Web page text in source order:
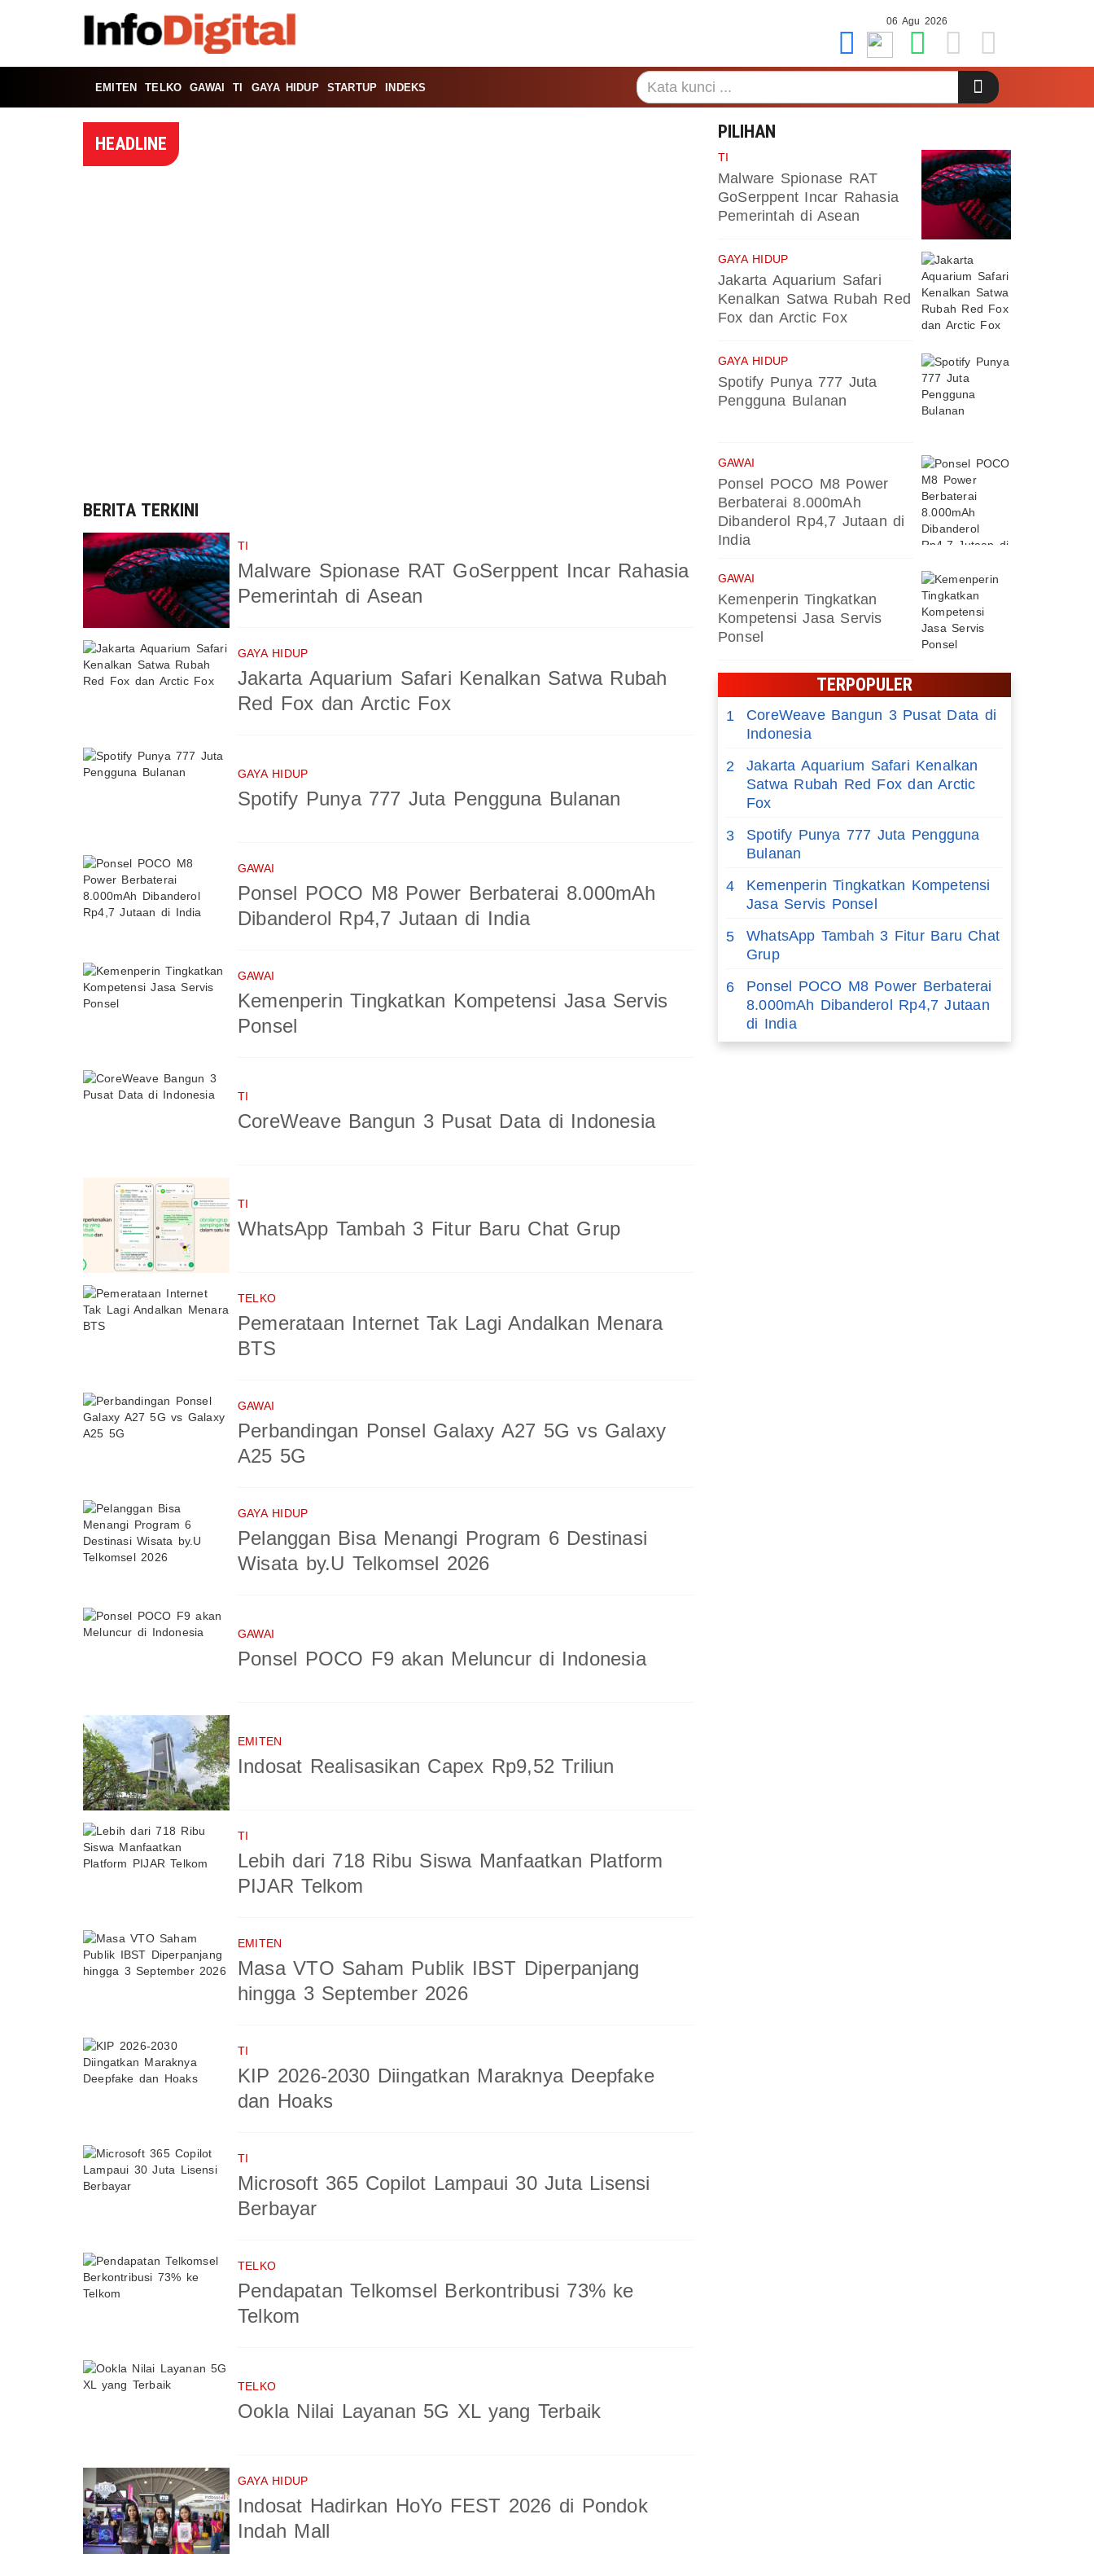
06 Agu 2026
EMITEN TELKO GAWAI TI GAYA HIDUP STARTUP INDEKS
HEADLINE
BERITA TERKINI
TI
Malware Spionase RAT GoSerppent Incar Rahasia
Pemerintah di Asean
GAYA HIDUP
Jakarta Aquarium Safari Kenalkan Satwa Rubah
Red Fox dan Arctic Fox
GAYA HIDUP
Spotify Punya 777 Juta Pengguna Bulanan
GAWAI
Ponsel POCO M8 Power Berbaterai 8.000mAh
Dibanderol Rp4,7 Jutaan di India
GAWAI
Kemenperin Tingkatkan Kompetensi Jasa Servis
Ponsel
TI
CoreWeave Bangun 3 Pusat Data di Indonesia
TI
WhatsApp Tambah 3 Fitur Baru Chat Grup
TELKO
Pemerataan Internet Tak Lagi Andalkan Menara
BTS
GAWAI
Perbandingan Ponsel Galaxy A27 5G vs Galaxy
A25 5G
GAYA HIDUP
Pelanggan Bisa Menangi Program 6 Destinasi
Wisata by.U Telkomsel 2026
GAWAI
Ponsel POCO F9 akan Meluncur di Indonesia
EMITEN
Indosat Realisasikan Capex Rp9,52 Triliun
TI
Lebih dari 718 Ribu Siswa Manfaatkan Platform
PIJAR Telkom
EMITEN
Masa VTO Saham Publik IBST Diperpanjang
hingga 3 September 2026
TI
KIP 2026-2030 Diingatkan Maraknya Deepfake
dan Hoaks
TI
Microsoft 365 Copilot Lampaui 30 Juta Lisensi
Berbayar
TELKO
Pendapatan Telkomsel Berkontribusi 73% ke
Telkom
TELKO
Ookla Nilai Layanan 5G XL yang Terbaik
GAYA HIDUP
Indosat Hadirkan HoYo FEST 2026 di Pondok
Indah Mall
PILIHAN
TI
Malware Spionase RAT
GoSerppent Incar Rahasia
Pemerintah di Asean
GAYA HIDUP
Jakarta Aquarium Safari
Kenalkan Satwa Rubah Red
Fox dan Arctic Fox
GAYA HIDUP
Spotify Punya 777 Juta
Pengguna Bulanan
GAWAI
Ponsel POCO M8 Power
Berbaterai 8.000mAh
Dibanderol Rp4,7 Jutaan di
India
GAWAI
Kemenperin Tingkatkan
Kompetensi Jasa Servis
Ponsel
TERPOPULER
1
CoreWeave Bangun 3 Pusat Data di
Indonesia
2
Jakarta Aquarium Safari Kenalkan
Satwa Rubah Red Fox dan Arctic
Fox
3
Spotify Punya 777 Juta Pengguna
Bulanan
4
Kemenperin Tingkatkan Kompetensi
Jasa Servis Ponsel
5
WhatsApp Tambah 3 Fitur Baru Chat
Grup
6
Ponsel POCO M8 Power Berbaterai
8.000mAh Dibanderol Rp4,7 Jutaan
di India